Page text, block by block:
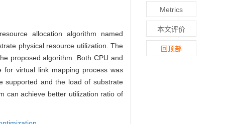
allocation algorithm named
physical resource utilization. The
proposed algorithm. Both CPU and
virtual link mapping process was
supported and the load of substrate
can achieve better utilization ratio of
Metrics
本文评价
回顶部